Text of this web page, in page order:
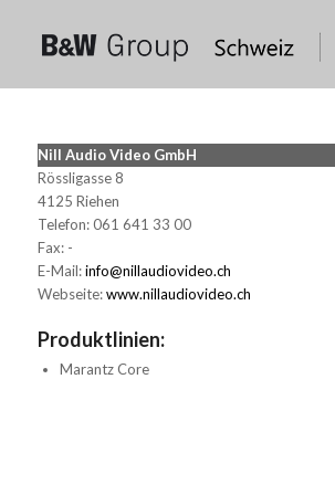
Nill Audio Video GmbH
Rössligasse 8
4125 Riehen
Telefon: 061 641 33 00
Fax: -
E-Mail:info@nillaudiovideo.ch
Webseite:www.nillaudiovideo.ch
Produktlinien:
Marantz Core